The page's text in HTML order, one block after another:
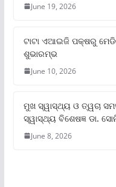
June 19, 2026
ଟାଟା ଏଆଇଜି ପକ୍ଷରୁ
ଶୁଭାରମ୍ଭ
June 10, 2026
ମୁଖ ସ୍ୱାସ୍ଥ୍ୟ ଓ ତ୍ୱଚା
ସ୍ୱାସ୍ଥ୍ୟ ବିଶେଷଜ୍ଞ ଡା.
June 8, 2026